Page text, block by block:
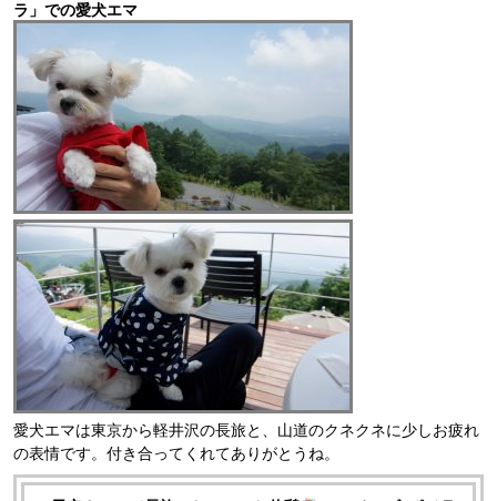
ラ」での愛犬エマ
愛犬エマは東京から軽井沢の長旅と、山道のクネクネに少しお疲れ
の表情です。付き合ってくれてありがとうね。